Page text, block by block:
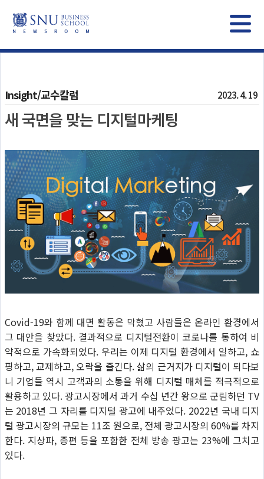
Insight/교수칼럼 2023. 4. 19
새 국면을 맞는 디지털마케팅
Covid-19와 함께 대면 활동은 막혔고 사람들은 온라인 환경에서
그 대안을 찾았다. 결과적으로 디지털전환이 코로나를 통하여 비
약적으로 가속화되었다. 우리는 이제 디지털 환경에서 일하고, 쇼
핑하고, 교제하고, 오락을 즐긴다. 삶의 근거지가 디지털이 되다보
니 기업들 역시 고객과의 소통을 위해 디지털 매체를 적극적으로
활용하고 있다. 광고시장에서 과거 수십 년간 왕으로 군림하던 TV
는 2018년 그 자리를 디지털 광고에 내주었다. 2022년 국내 디지
털 광고시장의 규모는 11조 원으로, 전체 광고시장의 60%를 차지
한다. 지상파, 종편 등을 포함한 전체 방송 광고는 23%에 그치고
있다.